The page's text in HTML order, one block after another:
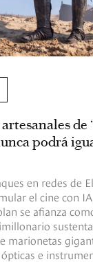
de
podrá
en redes de
el cine con
se afianza
marionetas
e